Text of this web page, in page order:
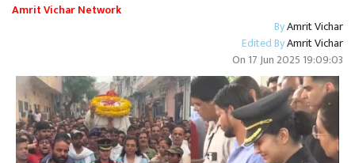
Amrit Vichar Network
ByAmrit Vichar
Edited ByAmrit Vichar
On 17 Jun 2025 19:09:03